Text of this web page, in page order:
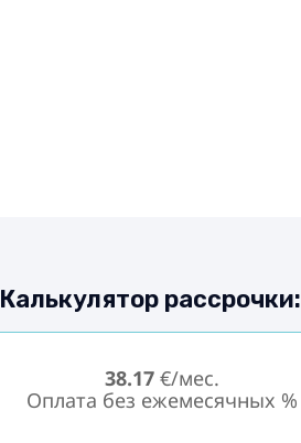
Калькулятор рассрочки:
38.17€/мес.
Оплата без ежемесячных %